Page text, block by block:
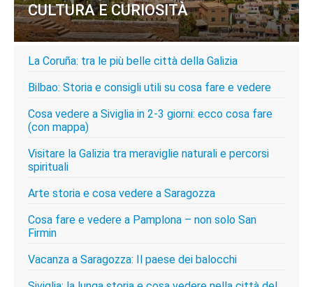
CULTURA E CURIOSITÀ
La Coruña: tra le più belle città della Galizia
Bilbao: Storia e consigli utili su cosa fare e vedere
Cosa vedere a Siviglia in 2-3 giorni: ecco cosa fare
(con mappa)
Visitare la Galizia tra meraviglie naturali e percorsi
spirituali
Arte storia e cosa vedere a Saragozza
Cosa fare e vedere a Pamplona – non solo San
Firmin
Vacanza a Saragozza: Il paese dei balocchi